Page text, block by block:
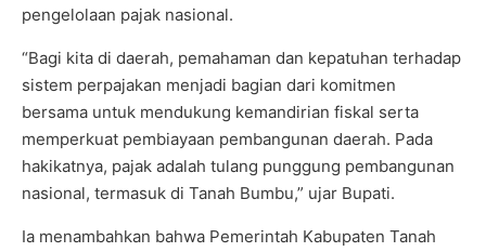
pengelolaan pajak nasional.
“Bagi kita di daerah, pemahaman dan kepatuhan terhadap
sistem perpajakan menjadi bagian dari komitmen
bersama untuk mendukung kemandirian fiskal serta
memperkuat pembiayaan pembangunan daerah. Pada
hakikatnya, pajak adalah tulang punggung pembangunan
nasional, termasuk di Tanah Bumbu,” ujar Bupati.
Ia menambahkan bahwa Pemerintah Kabupaten Tanah